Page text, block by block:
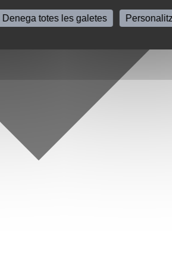
Denega totes les galetes